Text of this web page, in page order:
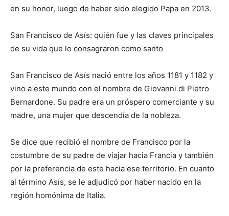
en su honor, luego de haber sido elegido Papa en 2013.
San Francisco de Asís: quién fue y las claves principales
de su vida que lo consagraron como santo
San Francisco de Asís nació entre los años 1181 y 1182 y
vino a este mundo con el nombre de Giovanni di Pietro
Bernardone. Su padre era un próspero comerciante y su
madre, una mujer que descendía de la nobleza.
Se dice que recibió el nombre de Francisco por la
costumbre de su padre de viajar hacia Francia y también
por la preferencia de este hacia ese territorio. En cuanto
al término Asís, se le adjudicó por haber nacido en la
región homónima de Italia.